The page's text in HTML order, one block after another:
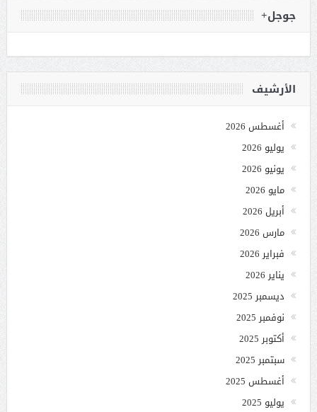
جوجل+
الأرشيف
أغسطس 2026
يوليو 2026
يونيو 2026
مايو 2026
أبريل 2026
مارس 2026
فبراير 2026
يناير 2026
ديسمبر 2025
نوفمبر 2025
أكتوبر 2025
سبتمبر 2025
أغسطس 2025
يوليو 2025